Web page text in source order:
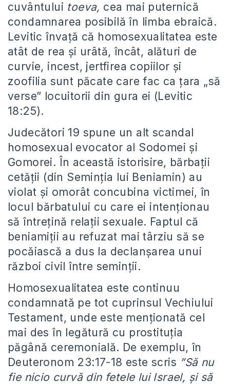
cuvântului toeva, cea mai puternică
condamnarea posibilă în limba ebraică.
Levitic învață că homosexualitatea este
atât de rea și urâtă, încât, alături de
curvie, incest, jertfirea copiilor și
zoofilia sunt păcate care fac ca țara „să
verse” locuitorii din gura ei (Levitic
18:25).
Judecători 19 spune un alt scandal
homosexual evocator al Sodomei și
Gomorei. În această istorisire, bărbații
cetății (din Seminția lui Beniamin) au
violat și omorât concubina victimei, în
locul bărbatului cu care ei intenționau
să întrețină relații sexuale. Faptul că
beniamiții au refuzat mai târziu să se
pocăiască a dus la declanșarea unui
război civil între seminții.
Homosexualitatea este continuu
condamnată pe tot cuprinsul Vechiului
Testament, unde este menționată cel
mai des în legătură cu prostituția
păgână ceremonială. De exemplu, în
Deuteronom 23:17-18 este scris ”Să nu
fie nicio curvă din fetele lui Israel, şi să